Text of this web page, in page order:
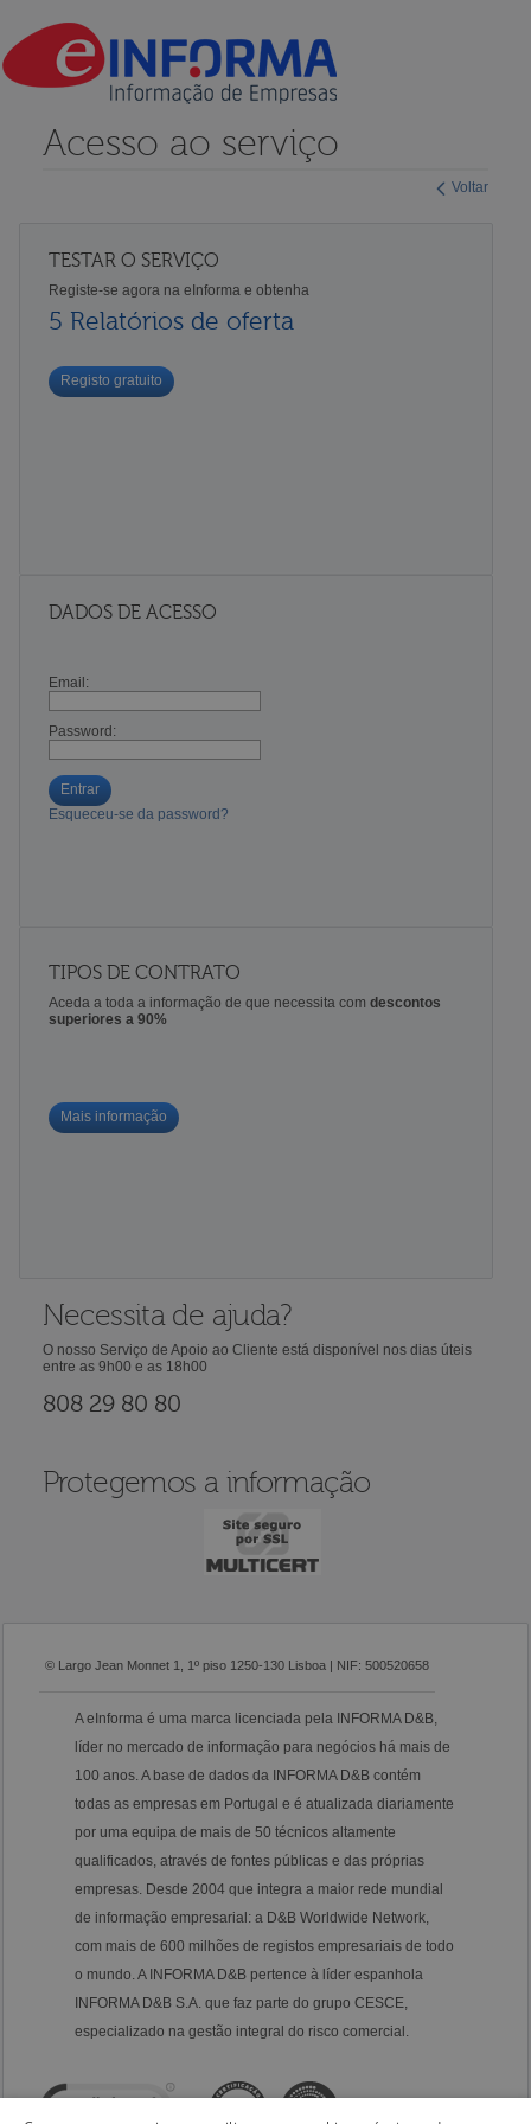
Voltar
Acesso ao serviço
TESTAR O SERVIÇO
Registe-se agora na eInforma e obtenha
5 Relatórios de oferta
Registo gratuito
DADOS DE ACESSO
Email:
Password:
Entrar
Esqueceu-se da password?
TIPOS DE CONTRATO
Aceda a toda a informação de que necessita com descontos
superiores a 90%
Mais informação
Necessita de ajuda?
O nosso Serviço de Apoio ao Cliente está disponível nos dias úteis
entre as 9h00 e as 18h00
808 29 80 80
Protegemos a informação
© Largo Jean Monnet 1, 1º piso 1250-130 Lisboa | NIF: 500520658
A eInforma é uma marca licenciada pela INFORMA D&B,
líder no mercado de informação para negócios há mais de
100 anos. A base de dados da INFORMA D&B contém
todas as empresas em Portugal e é atualizada diariamente
por uma equipa de mais de 50 técnicos altamente
qualificados, através de fontes públicas e das próprias
empresas. Desde 2004 que integra a maior rede mundial
de informação empresarial: a D&B Worldwide Network,
com mais de 600 milhões de registos empresariais de todo
o mundo. A INFORMA D&B pertence à líder espanhola
INFORMA D&B S.A. que faz parte do grupo CESCE,
especializado na gestão integral do risco comercial.